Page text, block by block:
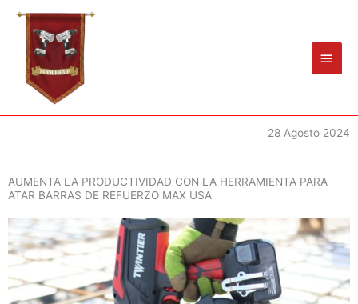
contenido
28 Agosto 2024
AUMENTA LA PRODUCTIVIDAD CON LA HERRAMIENTA PARA
ATAR BARRAS DE REFUERZO MAX USA